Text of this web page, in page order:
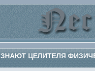
ЗНАЮТ ЦЕЛИТЕЛЯ